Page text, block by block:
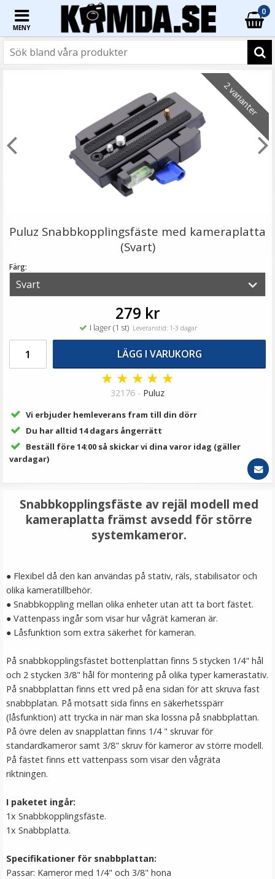
MENY
0
LÄGG I VARUKORG
JJC Deluxe avtryckarknapp - silver och blå
★★★★ ★
99 kr
Justerbar mikrofonhållare klämma med ministativ
★★ ★★★
LÄGG I VARUKORG
2 varianter
Puluz Snabbkopplingsfäste med kameraplatta
(Svart)
Färg:
279 kr
I lager (1 st) Leveranstid: 1-3 dagar
LÄGG I VARUKORG
★ ★ ★ ★ ★
32176 - Puluz
Vi erbjuder hemleverans fram till din dörr
Du har alltid 14 dagars ångerrätt
Beställ före 14:00 så skickar vi dina varor idag (gäller
vardagar)
Snabbkopplingsfäste av rejäl modell med
kameraplatta främst avsedd för större
systemkameror.
● Flexibel då den kan användas på stativ, räls, stabilisator och
olika kameratillbehör.
● Snabbkoppling mellan olika enheter utan att ta bort fästet.
● Vattenpass ingår som visar hur vågrät kameran är.
● Låsfunktion som extra säkerhet för kameran.
På snabbkopplingsfästet bottenplattan finns 5 stycken 1/4" hål
och 2 stycken 3/8" hål för montering på olika typer kamerastativ.
På snabbplattan finns ett vred på ena sidan för att skruva fast
snabbplatan. På motsatt sida finns en säkerhetsspärr
(låsfunktion) att trycka in när man ska lossna på snabbplattan.
På övre delen av snapplattan finns 1/4 " skruvar för
standardkameror samt 3/8" skruv för kameror av större modell.
På fästet finns ett vattenpass som visar den vågräta
riktningen.
I paketet ingår:
1x Snabbkopplingsfäste.
1x Snabbplatta.
Specifikationer för snabbplattan:
Passar: Kameror med 1/4" och 3/8" hona